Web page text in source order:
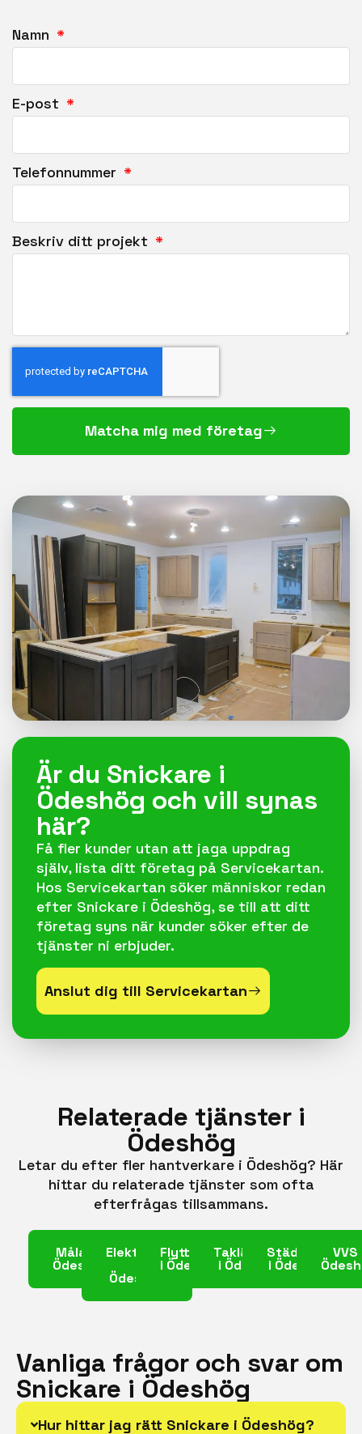
Namn
E-post
Telefonnummer
Beskriv ditt projekt
Matcha mig med företag
Är du Snickare i
Ödeshög och vill synas
här?
Få fler kunder utan att jaga uppdrag
själv, lista ditt företag på Servicekartan.
Hos Servicekartan söker människor redan
efter Snickare i Ödeshög, se till att ditt
företag syns när kunder söker efter de
tjänster ni erbjuder.
Anslut dig till Servicekartan
Relaterade tjänster i
Ödeshög
Letar du efter fler hantverkare i Ödeshög? Här
hittar du relaterade tjänster som ofta
efterfrågas tillsammans.
Målare i
Ödeshög
Elektriker
Ödeshög
Flyttfirma
i Ödeshög
Takläggare
i Ödeshög
Städfirma
i Ödeshög
VVS
Vanliga frågor och svar om
Snickare i Ödeshög
Hur hittar jag rätt Snickare i Ödeshög?